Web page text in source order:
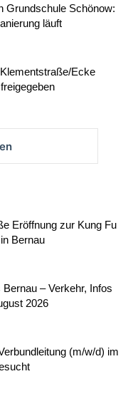
Grundschule Schönow:
läuft
Ecke
Eröffnung zur Kung Fu
Bernau
– Verkehr, Infos
2026
(m/w/d) im